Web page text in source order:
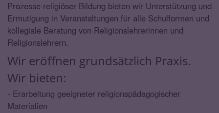
Prozesse religiöser Bildung bieten wir Unterstützung und
Ermutigung in Veranstaltungen für alle Schulformen und
kollegiale Beratung von Religionslehrerinnen und
Religionslehrern.
Wir eröffnen grundsätzlich Praxis.
Wir bieten:
- Erarbeitung geeigneter religionspädagogischer
Materialien